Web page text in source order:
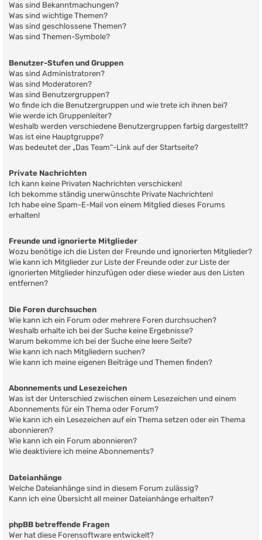
Was sind Bekanntmachungen?
Was sind wichtige Themen?
Was sind geschlossene Themen?
Was sind Themen-Symbole?
Benutzer-Stufen und Gruppen
Was sind Administratoren?
Was sind Moderatoren?
Was sind Benutzergruppen?
Wo finde ich die Benutzergruppen und wie trete ich ihnen bei?
Wie werde ich Gruppenleiter?
Weshalb werden verschiedene Benutzergruppen farbig dargestellt?
Was ist eine Hauptgruppe?
Was bedeutet der „Das Team“-Link auf der Startseite?
Private Nachrichten
Ich kann keine Privaten Nachrichten verschicken!
Ich bekomme ständig unerwünschte Private Nachrichten!
Ich habe eine Spam-E-Mail von einem Mitglied dieses Forums
erhalten!
Freunde und ignorierte Mitglieder
Wozu benötige ich die Listen der Freunde und ignorierten Mitglieder?
Wie kann ich Mitglieder zur Liste der Freunde oder zur Liste der
ignorierten Mitglieder hinzufügen oder diese wieder aus den Listen
entfernen?
Die Foren durchsuchen
Wie kann ich ein Forum oder mehrere Foren durchsuchen?
Weshalb erhalte ich bei der Suche keine Ergebnisse?
Warum bekomme ich bei der Suche eine leere Seite?
Wie kann ich nach Mitgliedern suchen?
Wie kann ich meine eigenen Beiträge und Themen finden?
Abonnements und Lesezeichen
Was ist der Unterschied zwischen einem Lesezeichen und einem
Abonnements für ein Thema oder Forum?
Wie kann ich ein Lesezeichen auf ein Thema setzen oder ein Thema
abonnieren?
Wie kann ich ein Forum abonnieren?
Wie deaktiviere ich meine Abonnements?
Dateianhänge
Welche Dateianhänge sind in diesem Forum zulässig?
Kann ich eine Übersicht all meiner Dateianhänge erhalten?
phpBB betreffende Fragen
Wer hat diese Forensoftware entwickelt?